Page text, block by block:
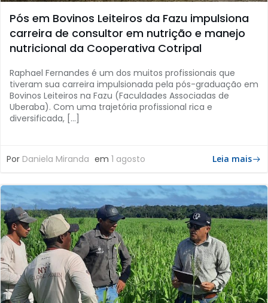
Pós em Bovinos Leiteiros da Fazu impulsiona
carreira de consultor em nutrição e manejo
nutricional da Cooperativa Cotripal
Raphael Fernandes é um dos muitos profissionais que
tiveram sua carreira impulsionada pela pós-graduação em
Bovinos Leiteiros na Fazu (Faculdades Associadas de
Uberaba). Com uma trajetória profissional rica e
diversificada, […]
Por Daniela Miranda em 1 agosto Leia mais